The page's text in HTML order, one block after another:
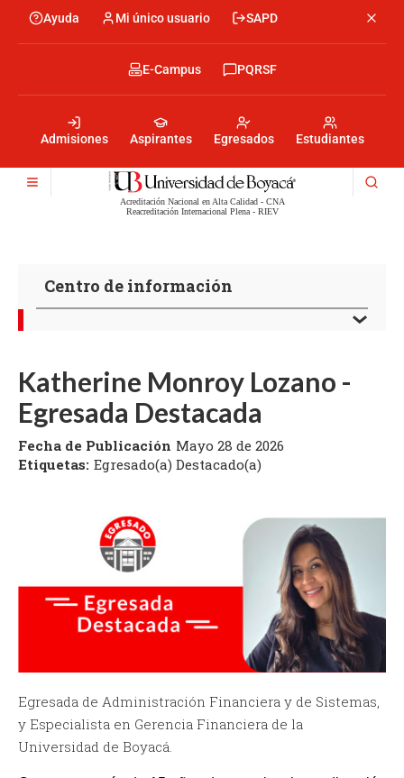
contenido
Menu
encabezado
Ayuda Mi único usuario SAPD
encabezado
Admisiones Aspirantes Egresados Estudiantes
Menu
encabezado
-
Derecha
E-Campus PQRSF
Menú
Acreditación Nacional en Alta Calidad - CNA
Reacreditación Internacional Plena - RIEV
Centro de información
Katherine Monroy Lozano -
Egresada Destacada
Fecha de Publicación Mayo 28 de 2026
Etiquetas: Egresado(a) Destacado(a)
Egresada de Administración Financiera y de Sistemas,
y Especialista en Gerencia Financiera de la
Universidad de Boyacá.